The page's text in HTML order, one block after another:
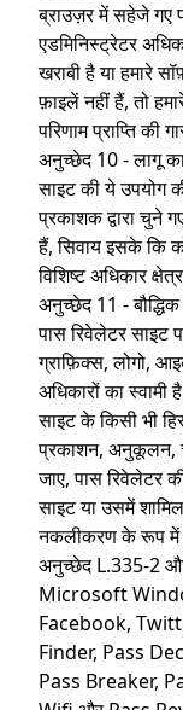
ब्राउज़र में सहेजे गए
एडमिनिस्ट्रेटर
खराबी है या हमारे
फ़ाइलें नहीं हैं, तो
परिणाम प्राप्ति की
अनुच्छेद 10 - लागू
साइट की ये उपयोग
प्रकाशक द्वारा चुने
हैं, सिवाय इसके कि
विशिष्ट अधिकार
अनुच्छेद 11 -
पास रिवेलेटर साइट
ग्राफ़िक्स, लोगो,
अधिकारों का
साइट के किसी भी
प्रकाशन, अनुकूलन,
जाए, पास रिवेलेटर
साइट या उसमें
नकलीकरण के रूप में
अनुच्छेद L.335-2 और
Microsoft
Facebook,
Finder, Pass
Pass Breaker,